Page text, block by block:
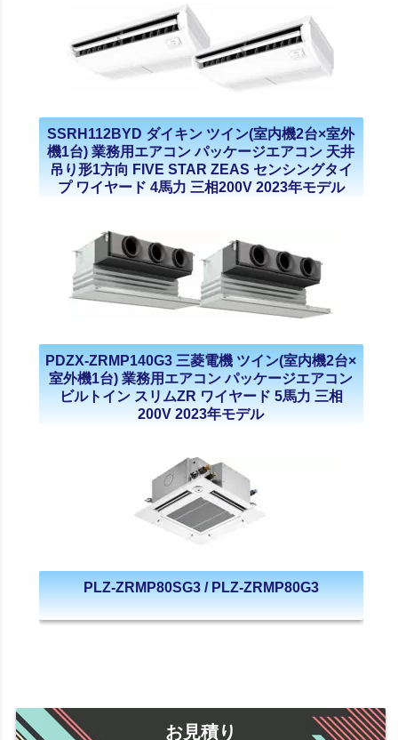
SSRH112BYD ダイキン ツイン(室内機2台×室外
機1台) 業務用エアコン パッケージエアコン 天井
吊り形1方向 FIVE STAR ZEAS センシングタイ
プ ワイヤード 4馬力 三相200V 2023年モデル
PDZX-ZRMP140G3 三菱電機 ツイン(室内機2台×
室外機1台) 業務用エアコン パッケージエアコン
ビルトイン スリムZR ワイヤード 5馬力 三相
200V 2023年モデル
PLZ-ZRMP80SG3 / PLZ-ZRMP80G3
お見積り